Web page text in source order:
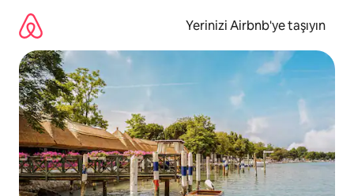
Yerinizi Airbnb'ye taşıyın